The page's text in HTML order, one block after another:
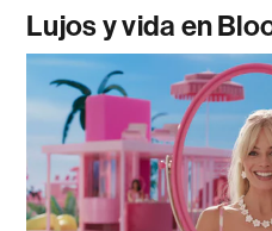
Lujos y vida en